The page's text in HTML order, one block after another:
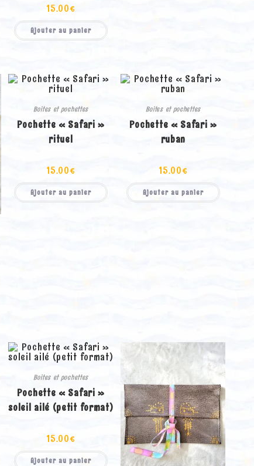
15.00€
Ajouter au panier
Boites et pochettes
Pochette « Safari »
rituel
15.00€
Ajouter au panier
Boites et pochettes
Pochette « Safari »
ruban
15.00€
Ajouter au panier
Boites et pochettes
Pochette « Safari »
soleil ailé (petit format)
15.00€
Ajouter au panier